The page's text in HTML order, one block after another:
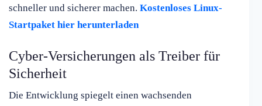
schneller und sicherer machen. Kostenloses Linux-
Startpaket hier herunterladen
Cyber-Versicherungen als Treiber für
Sicherheit
Die Entwicklung spiegelt einen wachsenden